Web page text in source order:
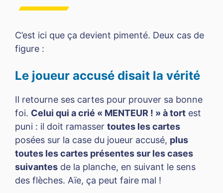
C’est ici que ça devient pimenté. Deux cas de
figure :
Le joueur accusé disait la vérité
Il retourne ses cartes pour prouver sa bonne
foi. Celui qui a crié « MENTEUR ! » à tort est
puni : il doit ramasser toutes les cartes
posées sur la case du joueur accusé, plus
toutes les cartes présentes sur les cases
suivantes de la planche, en suivant le sens
des flèches. Aïe, ça peut faire mal !